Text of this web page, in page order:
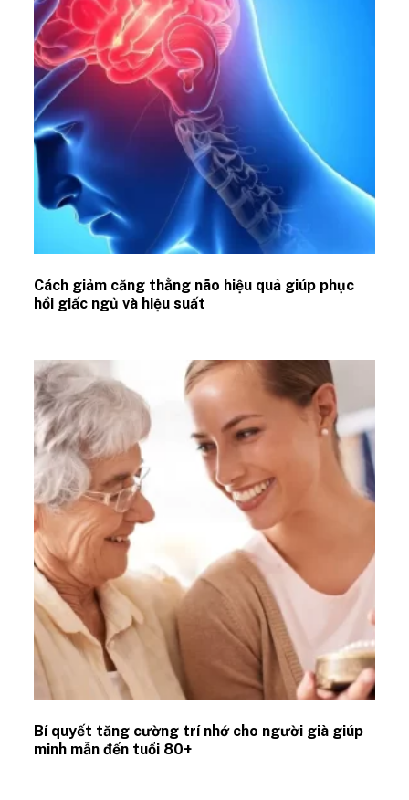
Cách giảm căng thẳng não hiệu quả giúp phục
hồi giấc ngủ và hiệu suất
Bí quyết tăng cường trí nhớ cho người già giúp
minh mẫn đến tuổi 80+